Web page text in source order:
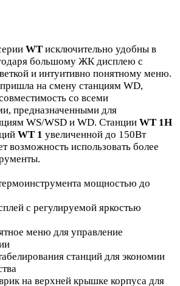
WT исключительно удобны в
большому ЖК дисплею с
и интуитивно понятному меню.
пришла на смену станциям WD,
со всеми
предназначенными для
WS/WSD и WD. Станции WT 1H
WT 1 увеличенной до 150Вт
возможность использовать более
мощностью до
с регулируемой яркостью
меню для управление
станций для экономии
на верхней крышке корпуса для